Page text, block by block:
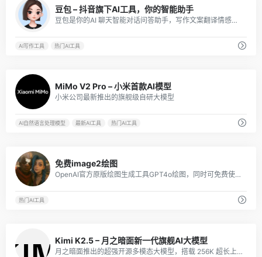
豆包 – 抖音旗下AI工具，你的智能助手
豆包是你的AI 聊天智能对话问答助手，写作文案翻译情感陪伴编程全能工具。豆包为你答疑解惑，提供灵感，辅助创作，也可以和你畅聊任何你感兴趣的话题。
AI写作工具 热门AI工具
MiMo V2 Pro – 小米首款AI模型
小米公司最新推出的旗舰级自研大模型
AI自然语言处理模型 最新AI工具 热门AI工具
免费image2绘图
OpenAI官方原版绘图生成工具GPT4o绘图，同时可免费使用Gemini 2.5 Pro，Claude 3.7，Grok3等顶级大模型。
热门AI工具
Kimi K2.5 – 月之暗面新一代旗舰AI大模型
月之暗面推出的超强开源多模态大模型，搭载 256K 超长上下文与 Agent 智能体集群，擅长文档理解、代码编程与复杂任务自动化，高效赋能个人创作与企业级 AI 落地。